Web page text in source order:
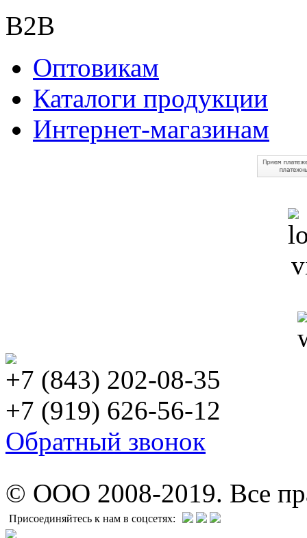
B2B
Оптовикам
Каталоги продукции
Интернет-магазинам
+7 (843) 202-08-35
+7 (919) 626-56-12
Обратный звонок
© ООО 2008-2019. Все
Присоединяйтесь к нам в соцсетях: